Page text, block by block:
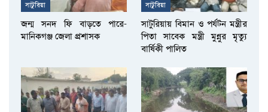
সাটুরিয়া
জন্ম সনদ ফি বাড়তে পারে-
মানিকগঞ্জ জেলা প্রশাসক
সাটুরিয়া
সাটুরিয়ায় বিমান ও পর্যটন মন্ত্রীর
পিতা সাবেক মন্ত্রী মুন্নুর মৃত্যু
বার্ষিকী পালিত